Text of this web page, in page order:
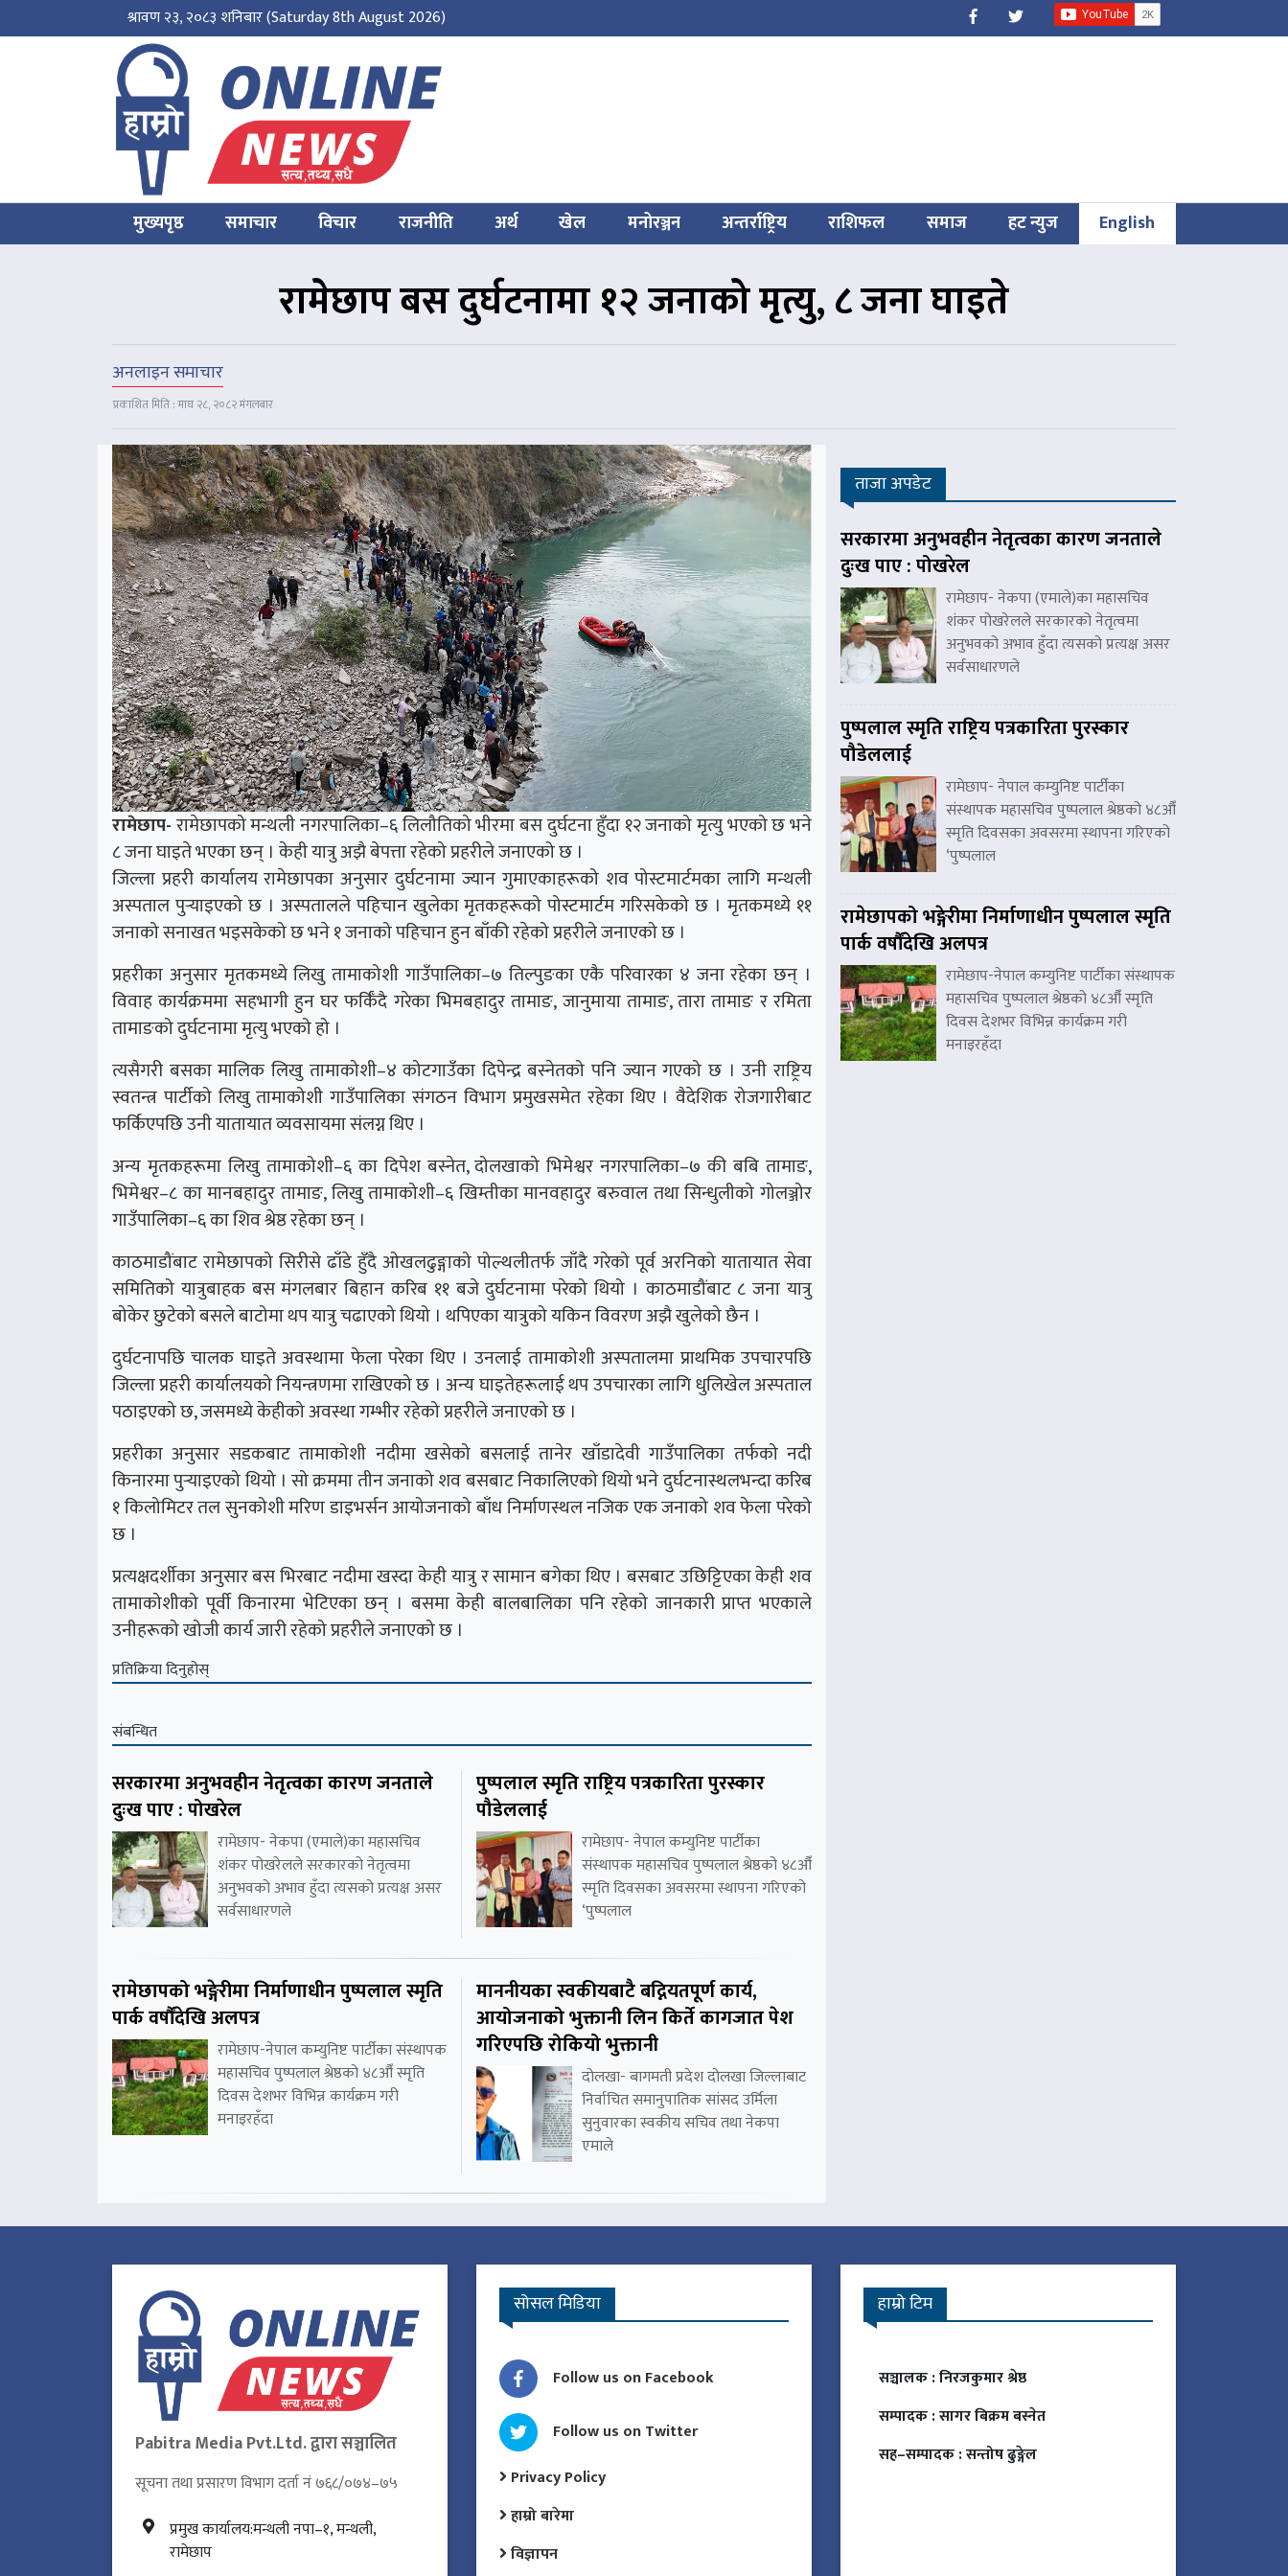
श्रावण २३, २०८३ शनिबार(Saturday 8th August 2026)
मुख्यपृष्ठ समाचार विचार राजनीति अर्थ खेल मनोरञ्जन अन्तर्राष्ट्रिय राशिफल समाज हट न्युज English
रामेछाप बस दुर्घटनामा १२ जनाको मृत्यु, ८ जना घाइते
अनलाइन समाचार
प्रकाशित मिति : माघ २८, २०८२ मंगलबार
रामेछाप-रामेछापको मन्थली नगरपालिका–६ लिलौतिको भीरमा बस दुर्घटना हुँदा १२ जनाको मृत्यु भएको छ भने
८ जना घाइते भएका छन् । केही यात्रु अझै बेपत्ता रहेको प्रहरीले जनाएको छ ।
जिल्ला प्रहरी कार्यालय रामेछापका अनुसार दुर्घटनामा ज्यान गुमाएकाहरूको शव पोस्टमार्टमका लागि मन्थली
अस्पताल पुर्‍याइएको छ । अस्पतालले पहिचान खुलेका मृतकहरूको पोस्टमार्टम गरिसकेको छ । मृतकमध्ये ११
जनाको सनाखत भइसकेको छ भने १ जनाको पहिचान हुन बाँकी रहेको प्रहरीले जनाएको छ ।
प्रहरीका अनुसार मृतकमध्ये लिखु तामाकोशी गाउँपालिका–७ तिल्पुङका एकै परिवारका ४ जना रहेका छन् ।
विवाह कार्यक्रममा सहभागी हुन घर फर्किँदै गरेका भिमबहादुर तामाङ, जानुमाया तामाङ, तारा तामाङ र रमिता
तामाङको दुर्घटनामा मृत्यु भएको हो ।
त्यसैगरी बसका मालिक लिखु तामाकोशी–४ कोटगाउँका दिपेन्द्र बस्नेतको पनि ज्यान गएको छ । उनी राष्ट्रिय
स्वतन्त्र पार्टीको लिखु तामाकोशी गाउँपालिका संगठन विभाग प्रमुखसमेत रहेका थिए । वैदेशिक रोजगारीबाट
फर्किएपछि उनी यातायात व्यवसायमा संलग्न थिए ।
अन्य मृतकहरूमा लिखु तामाकोशी–६ का दिपेश बस्नेत, दोलखाको भिमेश्वर नगरपालिका–७ की बबि तामाङ,
भिमेश्वर–८ का मानबहादुर तामाङ, लिखु तामाकोशी–६ खिम्तीका मानवहादुर बरुवाल तथा सिन्धुलीको गोलञ्जोर
गाउँपालिका–६ का शिव श्रेष्ठ रहेका छन् ।
काठमाडौंबाट रामेछापको सिरीसे ढाँडे हुँदै ओखलढुङ्गाको पोल्थलीतर्फ जाँदै गरेको पूर्व अरनिको यातायात सेवा
समितिको यात्रुबाहक बस मंगलबार बिहान करिब ११ बजे दुर्घटनामा परेको थियो । काठमाडौंबाट ८ जना यात्रु
बोकेर छुटेको बसले बाटोमा थप यात्रु चढाएको थियो । थपिएका यात्रुको यकिन विवरण अझै खुलेको छैन ।
दुर्घटनापछि चालक घाइते अवस्थामा फेला परेका थिए । उनलाई तामाकोशी अस्पतालमा प्राथमिक उपचारपछि
जिल्ला प्रहरी कार्यालयको नियन्त्रणमा राखिएको छ । अन्य घाइतेहरूलाई थप उपचारका लागि धुलिखेल अस्पताल
पठाइएको छ, जसमध्ये केहीको अवस्था गम्भीर रहेको प्रहरीले जनाएको छ ।
प्रहरीका अनुसार सडकबाट तामाकोशी नदीमा खसेको बसलाई तानेर खाँडादेवी गाउँपालिका तर्फको नदी
किनारमा पुर्‍याइएको थियो । सो क्रममा तीन जनाको शव बसबाट निकालिएको थियो भने दुर्घटनास्थलभन्दा करिब
१ किलोमिटर तल सुनकोशी मरिण डाइभर्सन आयोजनाको बाँध निर्माणस्थल नजिक एक जनाको शव फेला परेको
छ ।
प्रत्यक्षदर्शीका अनुसार बस भिरबाट नदीमा खस्दा केही यात्रु र सामान बगेका थिए । बसबाट उछिट्टिएका केही शव
तामाकोशीको पूर्वी किनारमा भेटिएका छन् । बसमा केही बालबालिका पनि रहेको जानकारी प्राप्त भएकाले
उनीहरूको खोजी कार्य जारी रहेको प्रहरीले जनाएको छ ।
प्रतिक्रिया दिनुहोस्
संबन्धित
सरकारमा अनुभवहीन नेतृत्वका कारण जनताले
दुःख पाए : पोखरेल
रामेछाप- नेकपा (एमाले)का महासचिव
शंकर पोखरेलले सरकारको नेतृत्वमा
अनुभवको अभाव हुँदा त्यसको प्रत्यक्ष असर
सर्वसाधारणले
पुष्पलाल स्मृति राष्ट्रिय पत्रकारिता पुरस्कार
पौडेललाई
रामेछाप- नेपाल कम्युनिष्ट पार्टीका
संस्थापक महासचिव पुष्पलाल श्रेष्ठको ४८औँ
स्मृति दिवसका अवसरमा स्थापना गरिएको
‘पुष्पलाल
रामेछापको भङ्गेरीमा निर्माणाधीन पुष्पलाल स्मृति
पार्क वर्षौंदेखि अलपत्र
रामेछाप-नेपाल कम्युनिष्ट पार्टीका संस्थापक
महासचिव पुष्पलाल श्रेष्ठको ४८औँ स्मृति
दिवस देशभर विभिन्न कार्यक्रम गरी
मनाइरहँदा
माननीयका स्वकीयबाटै बद्नियतपूर्ण कार्य,
आयोजनाको भुक्तानी लिन किर्ते कागजात पेश
गरिएपछि रोकियो भुक्तानी
दोलखा- बागमती प्रदेश दोलखा जिल्लाबाट
निर्वाचित समानुपातिक सांसद उर्मिला
सुनुवारका स्वकीय सचिव तथा नेकपा
एमाले
ताजा अपडेट
सरकारमा अनुभवहीन नेतृत्वका कारण जनताले
दुःख पाए : पोखरेल
रामेछाप- नेकपा (एमाले)का महासचिव
शंकर पोखरेलले सरकारको नेतृत्वमा
अनुभवको अभाव हुँदा त्यसको प्रत्यक्ष असर
सर्वसाधारणले
पुष्पलाल स्मृति राष्ट्रिय पत्रकारिता पुरस्कार
पौडेललाई
रामेछाप- नेपाल कम्युनिष्ट पार्टीका
संस्थापक महासचिव पुष्पलाल श्रेष्ठको ४८औँ
स्मृति दिवसका अवसरमा स्थापना गरिएको
‘पुष्पलाल
रामेछापको भङ्गेरीमा निर्माणाधीन पुष्पलाल स्मृति
पार्क वर्षौंदेखि अलपत्र
रामेछाप-नेपाल कम्युनिष्ट पार्टीका संस्थापक
महासचिव पुष्पलाल श्रेष्ठको ४८औँ स्मृति
दिवस देशभर विभिन्न कार्यक्रम गरी
मनाइरहँदा
Pabitra Media Pvt.Ltd. द्वारा सञ्चालित
सूचना तथा प्रसारण विभाग दर्ता नं ७६८/०७४–७५
प्रमुख कार्यालय:मन्थली नपा–१, मन्थली,
रामेछाप
सोसल मिडिया
Follow us on Facebook
Follow us on Twitter
Privacy Policy
हाम्रो बारेमा
विज्ञापन
हाम्रो टिम
सञ्चालक :निरजकुमार श्रेष्ठ
सम्पादक :सागर बिक्रम बस्नेत
सह–सम्पादक :सन्तोष ढुङ्गेल